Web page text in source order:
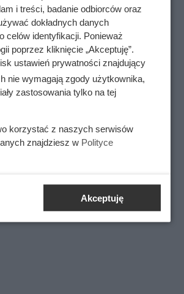
wszystko
był wielką
i treści, badanie odbiorców oraz
dokładnych danych
celów identyfikacji. Ponieważ
poprzez kliknięcie „Akceptuję”.
ustawień prywatności znajdujący
nie wymagają zgody użytkownika,
zastosowania tylko na tej
korzystać z naszych serwisów
znajdziesz w Polityce
Akceptuję